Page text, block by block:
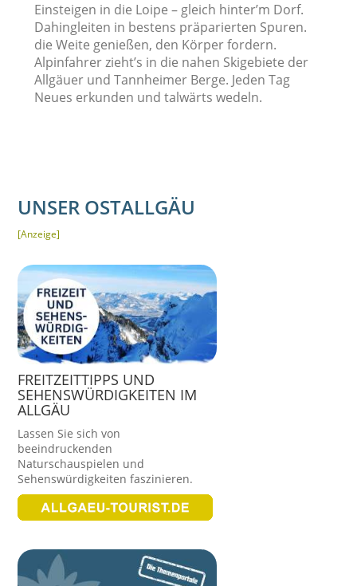
Einsteigen in die Loipe – gleich hinter’m Dorf.
Dahingleiten in bestens präparierten Spuren.
die Weite genießen, den Körper fordern.
Alpinfahrer zieht’s in die nahen Skigebiete der
Allgäuer und Tannheimer Berge. Jeden Tag
Neues erkunden und talwärts wedeln.
UNSER OSTALLGÄU
[Anzeige]
FREITZEITTIPPS UND
SEHENSWÜRDIGKEITEN IM
ALLGÄU
Lassen Sie sich von
beeindruckenden
Naturschauspielen und
Sehenswürdigkeiten faszinieren.